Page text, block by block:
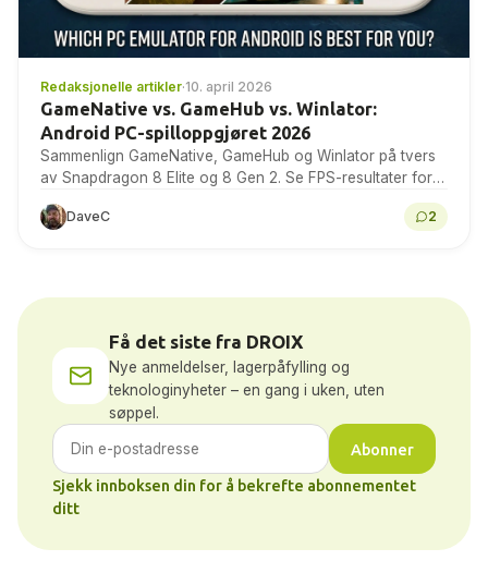
Redaksjonelle artikler·10. april 2026
GameNative vs. GameHub vs. Winlator:
Android PC-spilloppgjøret 2026
Sammenlign GameNative, GameHub og Winlator på tvers
av Snapdragon 8 Elite og 8 Gen 2. Se FPS-resultater for
The Witcher 3, GTA V og...
DaveC 2
Få det siste fra DROIX
Nye anmeldelser, lagerpåfylling og
teknologinyheter – en gang i uken, uten
søppel.
Abonner
Sjekk innboksen din for å bekrefte abonnementet
ditt